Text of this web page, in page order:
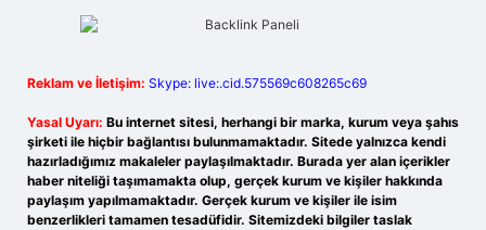
Reklam ve İletişim: Skype: live:.cid.575569c608265c69
Yasal Uyarı: Bu internet sitesi, herhangi bir marka, kurum veya şahıs
şirketi ile hiçbir bağlantısı bulunmamaktadır. Sitede yalnızca kendi
hazırladığımız makaleler paylaşılmaktadır. Burada yer alan içerikler
haber niteliği taşımamakta olup, gerçek kurum ve kişiler hakkında
paylaşım yapılmamaktadır. Gerçek kurum ve kişiler ile isim
benzerlikleri tamamen tesadüfidir. Sitemizdeki bilgiler taslak